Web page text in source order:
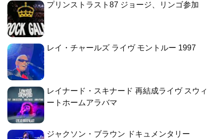
プリンストラスト87 ジョージ、リンゴ参加
レイ・チャールズ ライヴ モントルー 1997
レイナード・スキナード 再結成ライヴ スウィ
ートホームアラバマ
ジャクソン・ブラウン ドキュメンタリー